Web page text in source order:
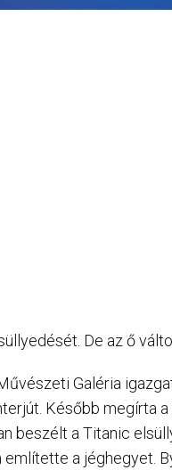
De az ő
Galéria
Később megírta
beszélt a Titanic
a jéghegyet.